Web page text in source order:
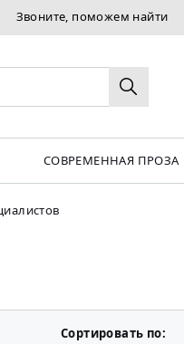
Звоните, поможем найти
СОВРЕМЕННАЯ ПРОЗА
Сортировать по: